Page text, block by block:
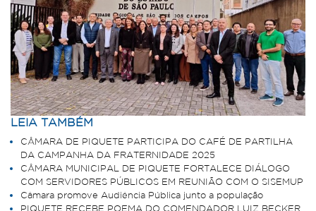
LEIA TAMBÉM
CÂMARA DE PIQUETE PARTICIPA DO CAFÉ DE PARTILHA
DA CAMPANHA DA FRATERNIDADE 2025
CÂMARA MUNICIPAL DE PIQUETE FORTALECE DIÁLOGO
COM SERVIDORES PÚBLICOS EM REUNIÃO COM O SISEMUP
Câmara promove Audiência Pública junto a população
PIQUETE RECEBE POEMA DO COMENDADOR LUIZ BECKER